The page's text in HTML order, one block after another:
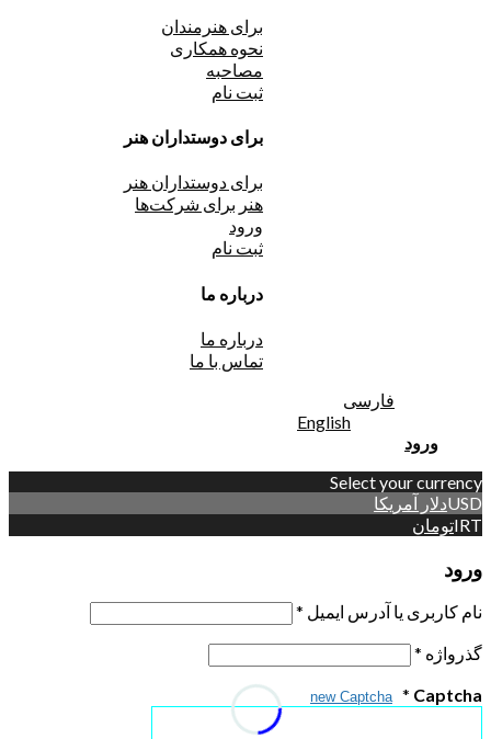
برای هنرمندان
نحوه همکاری
مصاحبه
ثبت نام
برای دوستداران هنر
برای دوستداران هنر
هنر برای شرکت‌ها
ورود
ثبت نام
درباره ما
درباره ما
تماس با ما
فارسی
English
ورود
Select your currency
USDدلار آمریکا
IRTتومان
ورود
نام کاربری یا آدرس ایمیل *
گذرواژه *
Captcha
*
new Captcha